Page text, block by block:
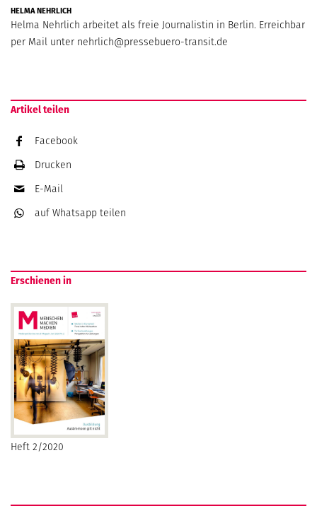
HELMA NEHRLICH
Helma Nehrlich arbeitet als freie Journalistin in Berlin. Erreichbar
per Mail unter nehrlich@pressebuero-transit.de
Artikel teilen
Facebook
Drucken
E-Mail
auf Whatsapp teilen
Erschienen in
Heft 2/2020